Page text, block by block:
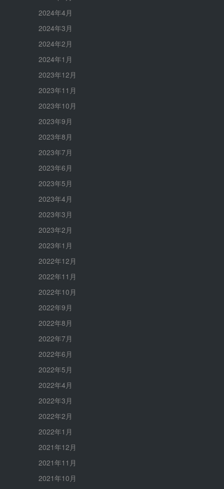
2024年4月
2024年3月
2024年2月
2024年1月
2023年12月
2023年11月
2023年10月
2023年9月
2023年8月
2023年7月
2023年6月
2023年5月
2023年4月
2023年3月
2023年2月
2023年1月
2022年12月
2022年11月
2022年10月
2022年9月
2022年8月
2022年7月
2022年6月
2022年5月
2022年4月
2022年3月
2022年2月
2022年1月
2021年12月
2021年11月
2021年10月